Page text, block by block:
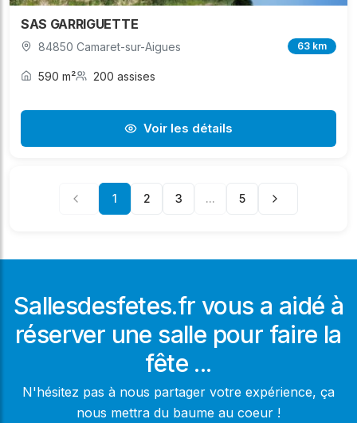
SAS GARRIGUETTE
84850 Camaret-sur-Aigues 63 km
590 m² 200 assises
Voir les détails
1 2 3 ... 5
Sallesdesfetes.fr vous a aidé à
réserver une salle pour faire la
fête ...
N'hésitez pas à nous partager votre expérience, ça
nous mettra du baume au coeur !